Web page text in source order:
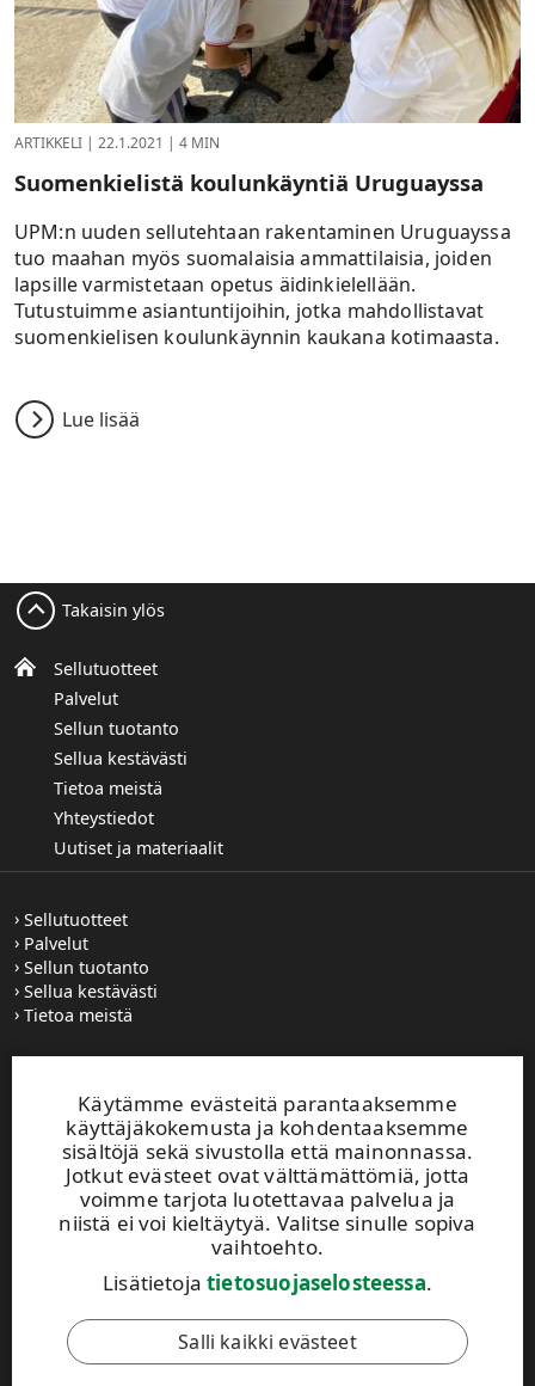
ARTIKKELI | 22.1.2021 | 4 MIN
Suomenkielistä koulunkäyntiä Uruguayssa
UPM:n uuden sellutehtaan rakentaminen Uruguayssa
tuo maahan myös suomalaisia ammattilaisia, joiden
lapsille varmistetaan opetus äidinkielellään.
Tutustuimme asiantuntijoihin, jotka mahdollistavat
suomenkielisen koulunkäynnin kaukana kotimaasta.
Lue lisää
Käytämme evästeitä parantaaksemme
käyttäjäkokemusta ja kohdentaaksemme
sisältöjä sekä sivustolla että mainonnassa.
Jotkut evästeet ovat välttämättömiä, jotta
voimme tarjota luotettavaa palvelua ja
niistä ei voi kieltäytyä. Valitse sinulle sopiva
vaihtoehto.
Lisätietojatietosuojaselosteessa.
Salli kaikki evästeet
Sellutuotteet
Palvelut
Sellun tuotanto
Sellua kestävästi
Tietoa meistä
Yhteystiedot
Uutiset ja materiaalit
Takaisin ylös
Sellutuotteet
Palvelut
Sellun tuotanto
Sellua kestävästi
Tietoa meistä
Uutiset ja materiaalit
Lehdistötiedotteet
upm.uy
UPM:n Toimintaohje
Tämä sivusto on suojattu reCAPTCHA-palvelun avulla.
Tietosuojajakäyttöehdot.